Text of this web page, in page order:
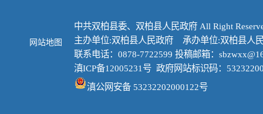
网站地图
中共双柏县委、双柏县人民政府 All Right
主办单位:双柏县人民政府 承办单位:双柏县人
联系电话：0878-7722599 投稿邮箱：
滇ICP备12005231号 政府网站标识码：
滇公网安备 53232202000122号